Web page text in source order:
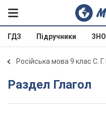
ГДЗ Підручники ЗНО
Російська мова 9 клас С.
Раздел Глагол